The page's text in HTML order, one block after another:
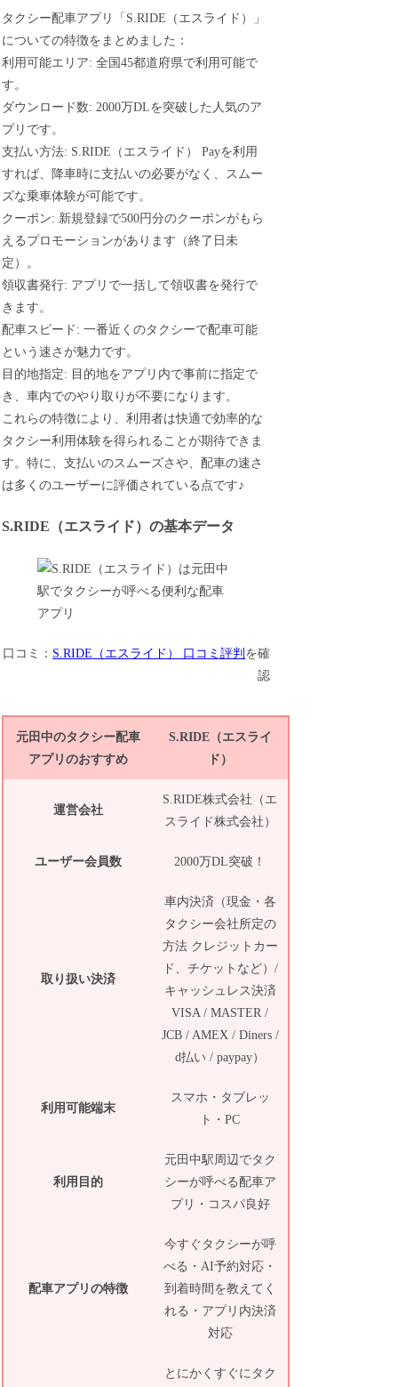
タクシー配車アプリ「S.RIDE（エスライド）」
についての特徴をまとめました：
利用可能エリア: 全国45都道府県で利用可能で
す。
ダウンロード数: 2000万DLを突破した人気のア
プリです。
支払い方法: S.RIDE（エスライド） Payを利用
すれば、降車時に支払いの必要がなく、スムー
ズな乗車体験が可能です。
クーポン: 新規登録で500円分のクーポンがもら
えるプロモーションがあります（終了日未
定）。
領収書発行: アプリで一括して領収書を発行で
きます。
配車スピード: 一番近くのタクシーで配車可能
という速さが魅力です。
目的地指定: 目的地をアプリ内で事前に指定で
き、車内でのやり取りが不要になります。
これらの特徴により、利用者は快適で効率的な
タクシー利用体験を得られることが期待できま
す。特に、支払いのスムーズさや、配車の速さ
は多くのユーザーに評価されている点です♪
S.RIDE（エスライド）の基本データ
口コミ： S.RIDE（エスライド） 口コミ評判 を確
認
元田中のタクシー配車
アプリのおすすめ
S.RIDE（エスライ
ド）
運営会社
S.RIDE株式会社（エ
スライド株式会社）
ユーザー会員数 2000万DL突破！
取り扱い決済
車内決済（現金・各
タクシー会社所定の
方法 クレジットカー
ド、チケットなど）/
キャッシュレス決済
VISA / MASTER /
JCB / AMEX / Diners /
d払い / paypay）
利用可能端末
スマホ・タブレッ
ト・PC
利用目的
元田中駅周辺でタク
シーが呼べる配車ア
プリ・コスパ良好
配車アプリの特徴
今すぐタクシーが呼
べる・AI予約対応・
到着時間を教えてく
れる・アプリ内決済
対応
とにかくすぐにタク